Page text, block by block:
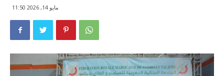
مايو 14, 2026 11:50